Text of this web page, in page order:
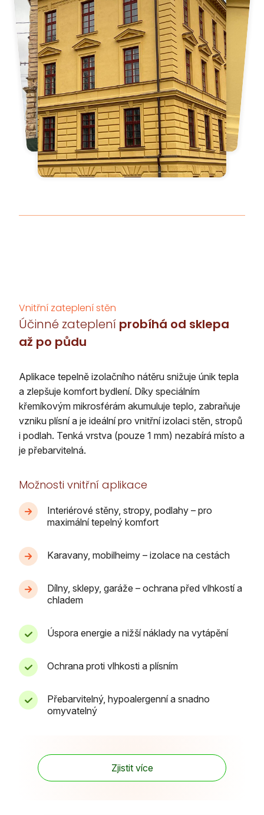
Vnitřní zateplení stěn
Účinné zateplení probíhá od sklepa
až po půdu
Aplikace tepelně izolačního nátěru snižuje únik tepla
a zlepšuje komfort bydlení. Díky speciálním
křemíkovým mikrosférám akumuluje teplo, zabraňuje
vzniku plísní a je ideální pro vnitřní izolaci stěn, stropů
i podlah. Tenká vrstva (pouze 1 mm) nezabírá místo a
je přebarvitelná.
Možnosti vnitřní aplikace
Interiérové stěny, stropy, podlahy – pro
maximální tepelný komfort
Karavany, mobilheimy – izolace na cestách
Dílny, sklepy, garáže – ochrana před vlhkostí a
chladem
Úspora energie a nižší náklady na vytápění
Ochrana proti vlhkosti a plísním
Přebarvitelný, hypoalergenní a snadno
omyvatelný
Zjistit více